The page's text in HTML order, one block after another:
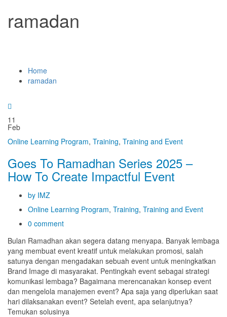
ramadan
Home
ramadan
11
Feb
Online Learning Program, Training, Training and Event
Goes To Ramadhan Series 2025 –
How To Create Impactful Event
by IMZ
Online Learning Program, Training, Training and Event
0 comment
Bulan Ramadhan akan segera datang menyapa. Banyak lembaga
yang membuat event kreatif untuk melakukan promosi, salah
satunya dengan mengadakan sebuah event untuk meningkatkan
Brand Image di masyarakat. Pentingkah event sebagai strategi
komunikasi lembaga? Bagaimana merencanakan konsep event
dan mengelola manajemen event? Apa saja yang diperlukan saat
hari dilaksanakan event? Setelah event, apa selanjutnya?
Temukan solusinya